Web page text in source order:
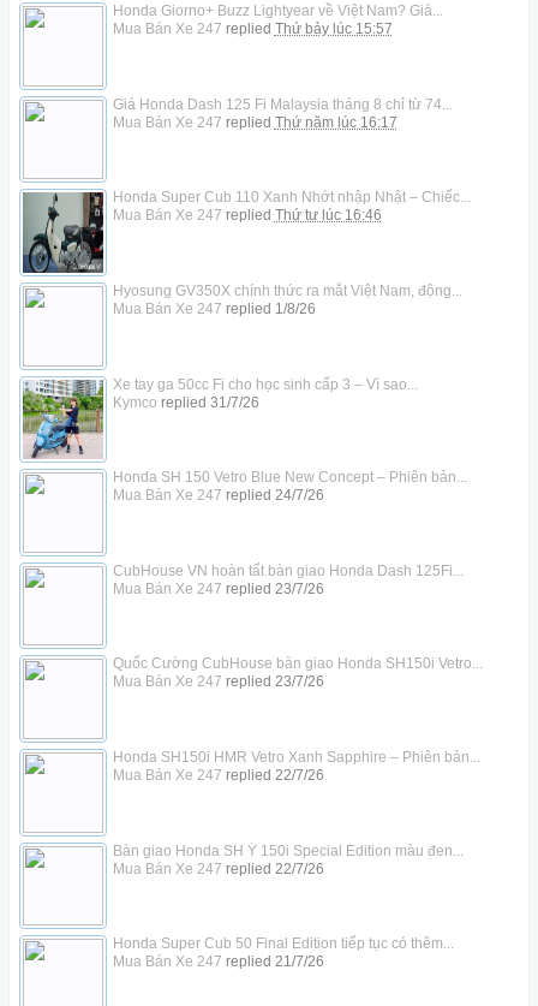
Honda Giorno+ Buzz Lightyear về Việt Nam? Giá...
Mua Bán Xe 247 replied Thứ bảy lúc 15:57
Giá Honda Dash 125 Fi Malaysia tháng 8 chỉ từ 74...
Mua Bán Xe 247 replied Thứ năm lúc 16:17
Honda Super Cub 110 Xanh Nhớt nhập Nhật – Chiếc...
Mua Bán Xe 247 replied Thứ tư lúc 16:46
Hyosung GV350X chính thức ra mắt Việt Nam, động...
Mua Bán Xe 247 replied 1/8/26
Xe tay ga 50cc Fi cho học sinh cấp 3 – Vì sao...
Kymco replied 31/7/26
Honda SH 150 Vetro Blue New Concept – Phiên bản...
Mua Bán Xe 247 replied 24/7/26
CubHouse VN hoàn tất bàn giao Honda Dash 125Fi...
Mua Bán Xe 247 replied 23/7/26
Quốc Cường CubHouse bàn giao Honda SH150i Vetro...
Mua Bán Xe 247 replied 23/7/26
Honda SH150i HMR Vetro Xanh Sapphire – Phiên bản...
Mua Bán Xe 247 replied 22/7/26
Bàn giao Honda SH Ý 150i Special Edition màu đen...
Mua Bán Xe 247 replied 22/7/26
Honda Super Cub 50 Final Edition tiếp tục có thêm...
Mua Bán Xe 247 replied 21/7/26